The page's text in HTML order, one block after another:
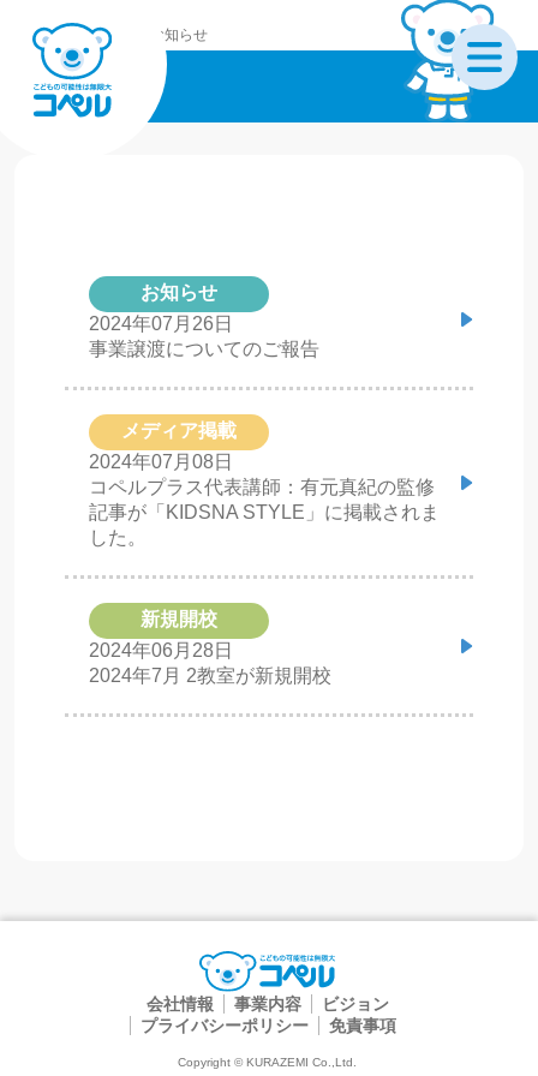
コペルホーム お知らせ
お知らせ
お知らせ
2024年07月26日
事業譲渡についてのご報告
メディア掲載
2024年07月08日
コペルプラス代表講師：有元真紀の監修
記事が「KIDSNA STYLE」に掲載されま
した。
新規開校
2024年06月28日
2024年7月 2教室が新規開校
会社情報 事業内容
ビジョン
プライバシーポリシー
免責事項
Copyright © KURAZEMI Co.,Ltd.